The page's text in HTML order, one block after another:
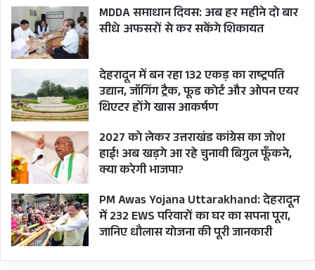
MDDA समाधान दिवस: अब हर महीने दो बार
सीधे अफसरों से कर सकेंगे शिकायत
देहरादून में बन रहा 132 एकड़ का राष्ट्रपति
उद्यान, जॉगिंग ट्रैक, फूड कोर्ट और ओपन एयर
थिएटर होंगे खास आकर्षण
2027 को लेकर उत्तराखंड कांग्रेस का जोश
हाई! अब खड़गे आ रहे चुनावी बिगुल फूँकने,
क्या करेगी भाजपा?
PM Awas Yojana Uttarakhand: देहरादून
में 232 EWS परिवारों का घर का सपना पूरा,
जानिए धौलास योजना की पूरी जानकारी